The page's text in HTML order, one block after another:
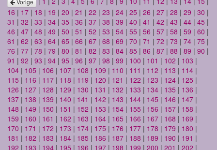
Vorige
16 | 17 | 18 | 19 | 20 | 21 | 22 | 23 | 24 | 25 | 26 | 27 | 28 | 29 | 30 |
31 | 32 | 33 | 34 | 35 | 36 | 37 | 38 | 39 | 40 | 41 | 42 | 43 | 44 | 45 |
46 | 47 | 48 | 49 | 50 | 51 | 52 | 53 | 54 | 55 | 56 | 57 | 58 | 59 | 60 |
61 | 62 | 63 | 64 | 65 | 66 | 67 | 68 | 69 | 70 | 71 | 72 | 73 | 74 | 75 |
76 | 77 | 78 | 79 | 80 | 81 | 82 | 83 | 84 | 85 | 86 | 87 | 88 | 89 | 90 |
91 | 92 | 93 | 94 | 95 | 96 | 97 | 98 | 99 | 100 | 101 | 102 | 103 |
104 | 105 | 106 | 107 | 108 | 109 | 110 | 111 | 112 | 113 | 114 |
115 | 116 | 117 | 118 | 119 | 120 | 121 | 122 | 123 | 124 | 125 |
126 | 127 | 128 | 129 | 130 | 131 | 132 | 133 | 134 | 135 | 136 |
137 | 138 | 139 | 140 | 141 | 142 | 143 | 144 | 145 | 146 | 147 |
148 | 149 | 150 | 151 | 152 | 153 | 154 | 155 | 156 | 157 | 158 |
159 | 160 | 161 | 162 | 163 | 164 | 165 | 166 | 167 | 168 | 169 |
170 | 171 | 172 | 173 | 174 | 175 | 176 | 177 | 178 | 179 | 180 |
181 | 182 | 183 | 184 | 185 | 186 | 187 | 188 | 189 | 190 | 191 |
192 | 193 | 194 | 195 | 196 | 197 | 198 | 199 | 200 | 201 | 202 |